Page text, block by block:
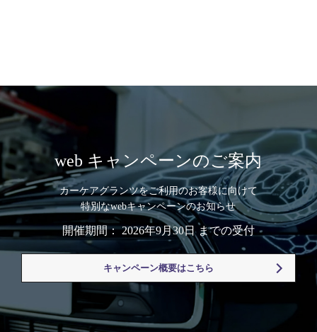
web キャンペーンのご案内
カーケアグランツをご利用のお客様に向けて
特別なwebキャンペーンのお知らせ
開催期間： 2026年9月30日 までの受付
キャンペーン概要はこちら